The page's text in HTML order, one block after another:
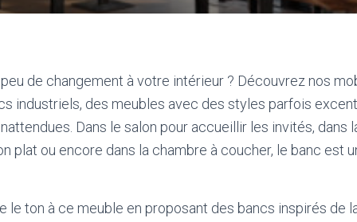
peu de changement à votre intérieur ? Découvrez nos
industriels, des meubles avec des styles parfois
Dans le salon pour accueillir les invités, dans
plat ou encore dans la chambre à coucher, le banc est
le ton à ce meuble en proposant des bancs inspirés de